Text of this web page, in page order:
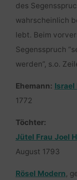
des
wahrscheinlich
lebt. Beim
Segensspruch
werden”, s.o.
Ehemann: Israel
1772
Töchter:
Jütel Frau Joel
August 1793
Rösel Modern,